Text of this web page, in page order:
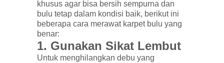
khusus agar bisa bersih sempurna dan
bulu tetap dalam kondisi baik, berikut ini
beberapa cara merawat karpet bulu yang
benar:
1. Gunakan Sikat Lembut
Untuk menghilangkan debu yang